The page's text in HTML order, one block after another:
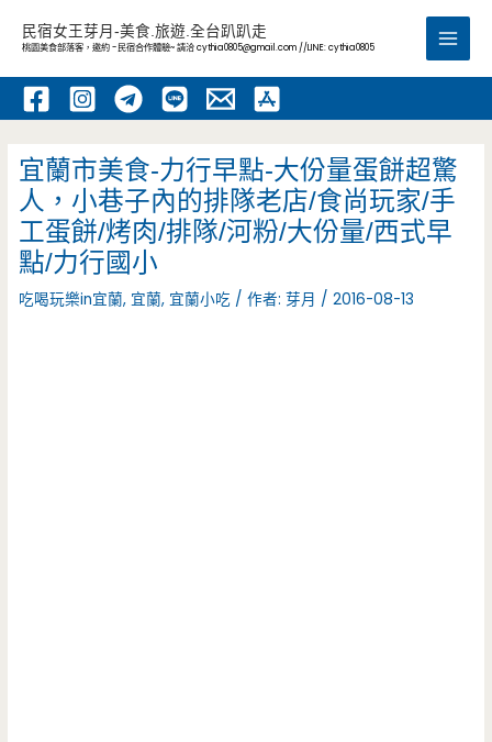
內
民宿女王芽月-美食.旅遊.全台趴趴走
桃園美食部落客，邀約 -民宿合作體驗~ 請洽cythia0805@gmail.com //LINE: cythia0805
Main
宜蘭市美食-力行早點-大份量蛋餅超驚
人，小巷子內的排隊老店/食尚玩家/手
工蛋餅/烤肉/排隊/河粉/大份量/西式早
點/力行國小
吃喝玩樂in宜蘭, 宜蘭, 宜蘭小吃 / 作者:芽月 /2016-08-13